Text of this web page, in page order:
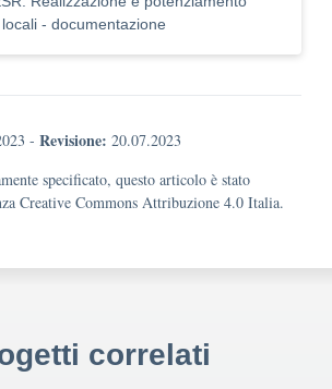
- documentazione
- Revisione: 20.07.2023
specificato, questo articolo è stato
Creative Commons Attribuzione 4.0 Italia.
correlati